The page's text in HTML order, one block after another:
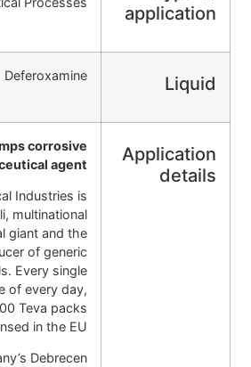
application
Liquid
Deferoxamine
Application
details
corrosive
agent.
Industries is
multinational
giant and the
of generic
Every single
of every day,
Teva packs
in the EU.
Debrecen